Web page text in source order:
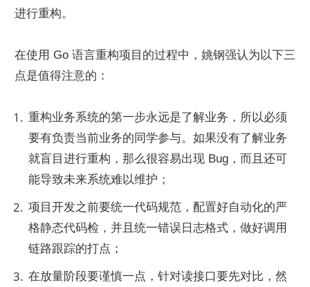
进行重构。
在使用 Go 语言重构项目的过程中，姚钢强认为以下三
点是值得注意的：
重构业务系统的第一步永远是了解业务，所以必须
要有负责当前业务的同学参与。如果没有了解业务
就盲目进行重构，那么很容易出现 Bug，而且还可
能导致未来系统难以维护；
项目开发之前要统一代码规范，配置好自动化的严
格静态代码检，并且统一错误日志格式，做好调用
链路跟踪的打点；
在放量阶段要谨慎一点，针对读接口要先对比，然